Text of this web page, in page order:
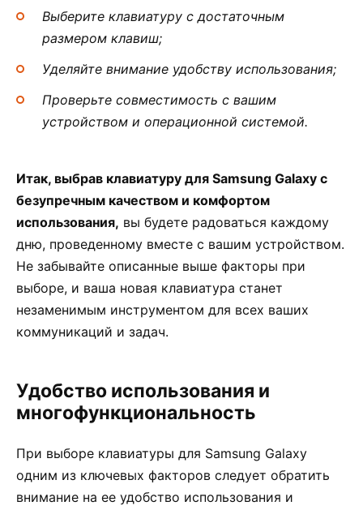
Выберите клавиатуру с достаточным
размером клавиш;
Уделяйте внимание удобству использования;
Проверьте совместимость с вашим
устройством и операционной системой.
Итак, выбрав клавиатуру для Samsung Galaxy с
безупречным качеством и комфортом
использования, вы будете радоваться каждому
дню, проведенному вместе с вашим устройством.
Не забывайте описанные выше факторы при
выборе, и ваша новая клавиатура станет
незаменимым инструментом для всех ваших
коммуникаций и задач.
Удобство использования и
многофункциональность
При выборе клавиатуры для Samsung Galaxy
одним из ключевых факторов следует обратить
внимание на ее удобство использования и